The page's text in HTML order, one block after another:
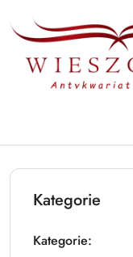
Przejdź do
Przejdź do
Przejdź do moje
Przejdź do
Przejdź do stopki
Kategorie
Kategorie: